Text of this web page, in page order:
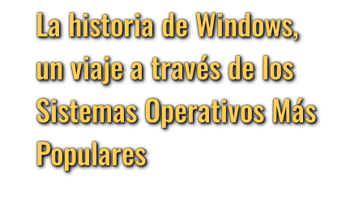
La historia de Windows,
un viaje a través de los
Sistemas Operativos Más
Populares